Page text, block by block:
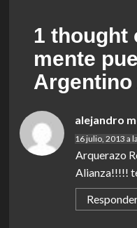
1 thought
mente
Argentino
alejandro
16 julio, 2013 a
Arquerazo
Alianza!!!!!